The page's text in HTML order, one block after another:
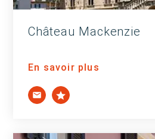
Château Mackenzie
En savoir plus